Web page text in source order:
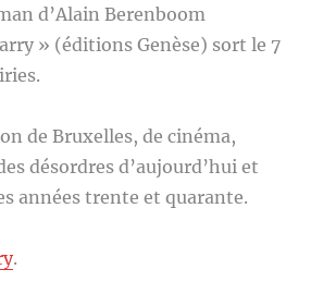
d’Alain Berenboom
» (éditions Genèse) sort le 7
de Bruxelles, de cinéma,
désordres d’aujourd’hui et
années trente et quarante.
.